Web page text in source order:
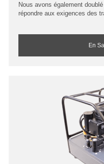
Nous avons également
répondre aux exigences des
En